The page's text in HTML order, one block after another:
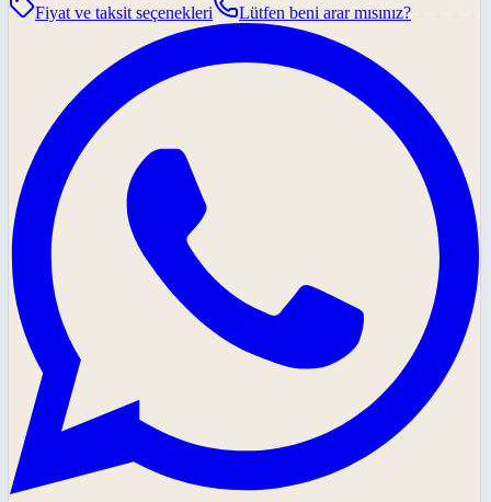
Fiyat ve taksit seçenekleri
Lütfen beni arar mısınız?